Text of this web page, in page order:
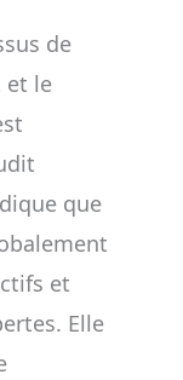
de
et le
que
et
Elle